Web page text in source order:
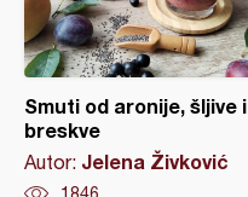
Smuti od aronije, šljive i
breskve
Autor: Jelena Živković